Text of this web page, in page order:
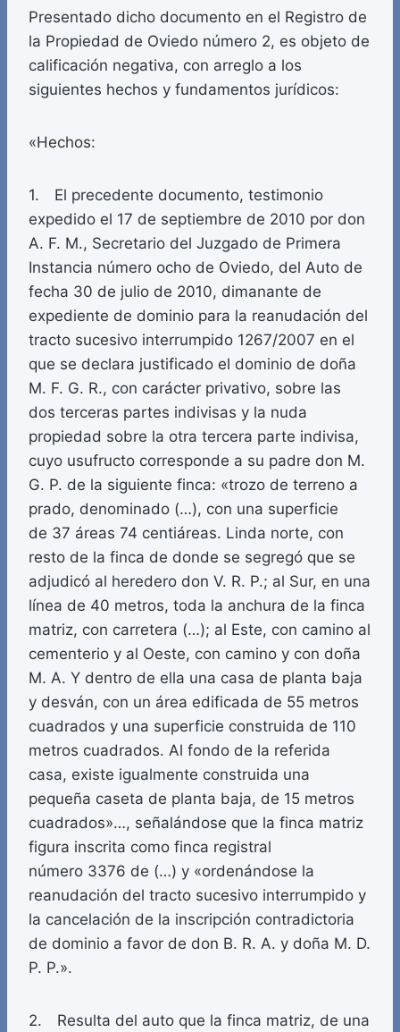
Presentado dicho documento en el Registro de
la Propiedad de Oviedo número 2, es objeto de
calificación negativa, con arreglo a los
siguientes hechos y fundamentos jurídicos:
«Hechos:
1. El precedente documento, testimonio
expedido el 17 de septiembre de 2010 por don
A. F. M., Secretario del Juzgado de Primera
Instancia número ocho de Oviedo, del Auto de
fecha 30 de julio de 2010, dimanante de
expediente de dominio para la reanudación del
tracto sucesivo interrumpido 1267/2007 en el
que se declara justificado el dominio de doña
M. F. G. R., con carácter privativo, sobre las
dos terceras partes indivisas y la nuda
propiedad sobre la otra tercera parte indivisa,
cuyo usufructo corresponde a su padre don M.
G. P. de la siguiente finca: «trozo de terreno a
prado, denominado (…), con una superficie
de 37 áreas 74 centiáreas. Linda norte, con
resto de la finca de donde se segregó que se
adjudicó al heredero don V. R. P.; al Sur, en una
línea de 40 metros, toda la anchura de la finca
matriz, con carretera (…); al Este, con camino al
cementerio y al Oeste, con camino y con doña
M. A. Y dentro de ella una casa de planta baja
y desván, con un área edificada de 55 metros
cuadrados y una superficie construida de 110
metros cuadrados. Al fondo de la referida
casa, existe igualmente construida una
pequeña caseta de planta baja, de 15 metros
cuadrados»…, señalándose que la finca matriz
figura inscrita como finca registral
número 3376 de (…) y «ordenándose la
reanudación del tracto sucesivo interrumpido y
la cancelación de la inscripción contradictoria
de dominio a favor de don B. R. A. y doña M. D.
P. P.».
2. Resulta del auto que la finca matriz, de una